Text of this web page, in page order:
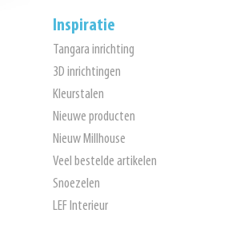
Inspiratie
Tangara inrichting
3D inrichtingen
Kleurstalen
Nieuwe producten
Nieuw Millhouse
Veel bestelde artikelen
Snoezelen
LEF Interieur